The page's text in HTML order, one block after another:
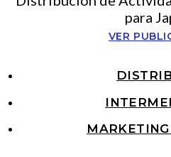
VER